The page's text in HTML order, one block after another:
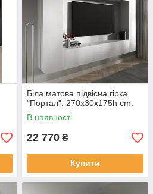
дерево і MDF.
Біла матова підвісна гірка
"Портал". 270х30х175h cm.
В наявності
22 770 ₴
Купити